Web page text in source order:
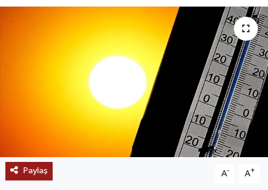
Paylaş A- A+
DÜNYA